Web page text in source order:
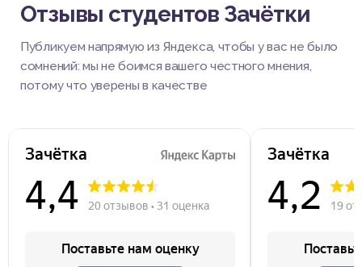
Отзывы студентов Зачётки
Публикуем напрямую из Яндекса, чтобы у вас не было
сомнений: мы не боимся вашего честного мнения,
потому что уверены в качестве